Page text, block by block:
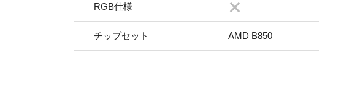
RGB仕様
チップセット AMD B850